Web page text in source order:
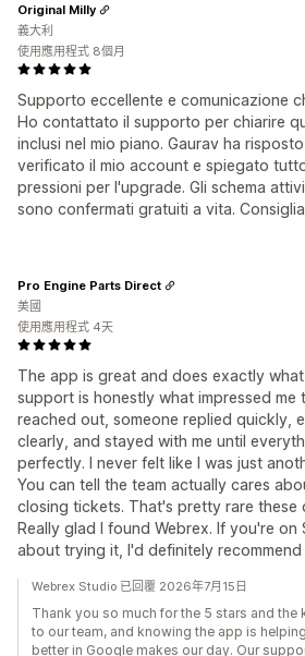
Supporto eccellente e comunicazione
Ho contattato il supporto per chiarire
inclusi nel mio piano. Gaurav ha
verificato il mio account e spiegato
pressioni per l'upgrade. Gli schema
sono confermati gratuiti a vita.
Original Milly
義大利
使用應用程式 8個月
The app is great and does exactly
support is honestly what impressed me
reached out, someone replied quickly,
clearly, and stayed with me until
perfectly. I never felt like I was just
You can tell the team actually cares
closing tickets. That's pretty rare these
Really glad I found Webrex. If you're
about trying it, I'd definitely recommend
Pro Engine Parts Direct
美國
使用應用程式 4天
Webrex Studio 已回覆 2026年7月15日
Thank you so much for the 5 stars and the
to our team, and knowing the app is
better in Google makes our day. Our